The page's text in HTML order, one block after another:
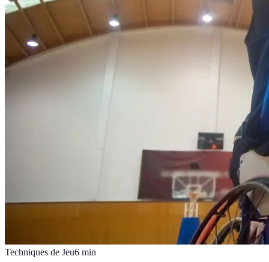
Techniques de Jeu6 min